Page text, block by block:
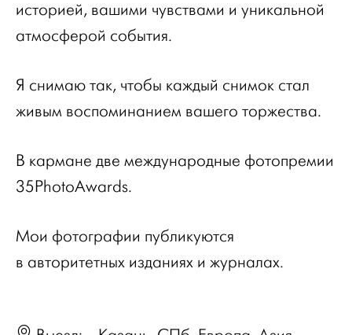
историей, вашими чувствами и уникальной
атмосферой события.
Я снимаю так, чтобы каждый снимок стал
живым воспоминанием вашего торжества.
В кармане две международные фотопремии
35PhotoAwards.
Мои фотографии публикуются
в авторитетных изданиях и журналах.